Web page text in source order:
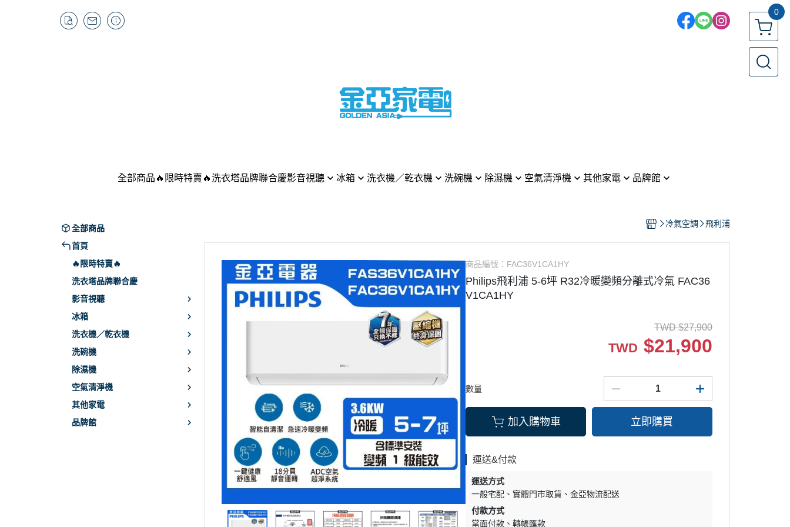
0
全部商品 🔥限時特賣🔥洗衣塔品牌聯合慶影音視聽
SONY 索尼 電視
Panasonic 國際牌 電視
CHIMEI 奇美 電視
PHILIPS 飛利浦 電視
JBL 音響
harman kardon
LG 樂金 音響
冰箱
Panasonic 國際牌
MITSUBISHI 三菱電機
SAMSUNG 三星
Whirpool 惠而浦
洗衣機／乾衣機
SAMSUNG 三星
Panasonic 國際牌
TOSHIBA 東芝
Whirpool 惠而浦
洗碗機
BOSCH 博西
MIELE 米勒
除濕機
Whirpool 惠而浦
Panasonic 國際牌
空氣清淨機
Panasonic 國際牌
其他家電
吸塵器
烤箱
微波爐
品牌館
Panasonic 國際牌
SONY 索尼
SAMSUNG 三星
MITSUBISHI 三菱電機
KARCHER 德國凱馳
CHIMEI 奇美
SANLUX 三洋
全部商品
首頁
🔥限時特賣🔥
洗衣塔品牌聯合慶
影音視聽
冰箱
洗衣機／乾衣機
洗碗機
除濕機
空氣清淨機
其他家電
品牌館
冷氣空調 飛利浦
商品編號： FAC36V1CA1HY
Philips飛利浦 5-6坪 R32冷暖變頻分離式冷氣 FAC36
V1CA1HY
TWD $27,900
TWD $21,900
數量
加入購物車 立即購買
運送&付款
運送方式
一般宅配
實體門市取貨
金亞物流配送
付款方式
當面付款
轉帳匯款